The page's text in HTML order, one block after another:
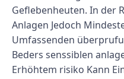
Geflebenheuten. In der
Anlagen Jedoch
Umfassenden
Beders senssiblen
Erhöhtem risiko Kann